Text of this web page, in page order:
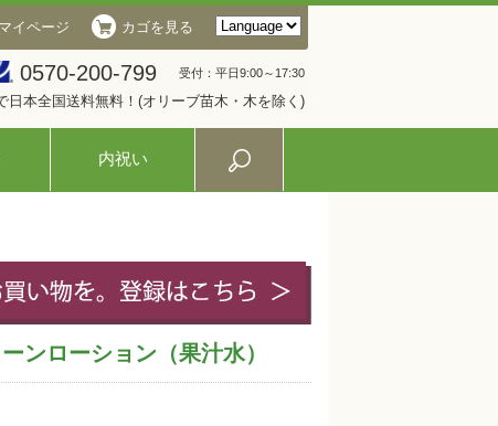
マイページ カゴを見る
0570-200-799 受付：平日9:00～17:30
日本全国送料無料！(オリーブ苗木・木を除く)
内祝い
ンローション（果汁水）